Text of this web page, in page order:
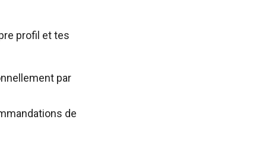
profil et tes
par
de